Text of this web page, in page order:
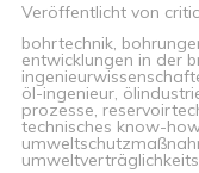
Veröffentlicht von
bohrtechnik,
entwicklungen in der
öl-ingenieur,
prozesse,
technisches know-how